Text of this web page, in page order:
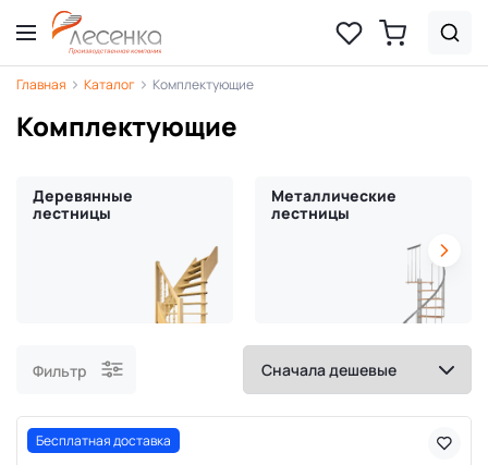
Главная Каталог Комплектующие
Комплектующие
Деревянные
лестницы
Металлические
лестницы
Фильтр
Бесплатная доставка